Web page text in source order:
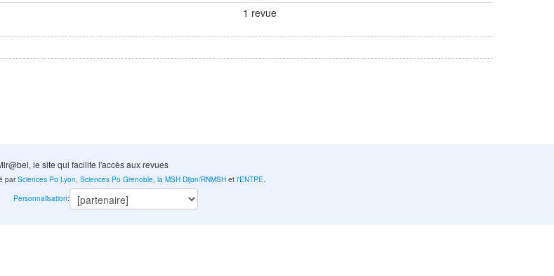
1 revue
le site qui facilite l'accès aux revues
parSciences Po Lyon,Sciences Po Grenoble,la MSH Dijon/RNMSH etl'ENTPE.
Personnalisation: